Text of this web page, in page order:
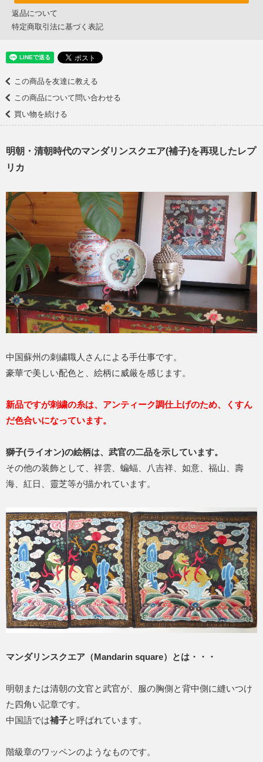
返品について
特定商取引法に基づく表記
この商品を友達に教える
この商品について問い合わせる
買い物を続ける
明朝・清朝時代のマンダリンスクエア(補子)を再現したレプ
リカ
中国蘇州の刺繍職人さんによる手仕事です。
豪華で美しい配色と、絵柄に威厳を感じます。
新品ですが刺繍の糸は、アンティーク調仕上げのため、くすん
だ色合いになっています。
獅子(ライオン)の絵柄は、武官の二品を示しています。
その他の装飾として、祥雲、蝙蝠、八吉祥、如意、福山、壽
海、紅日、靈芝等が描かれています。
マンダリンスクエア（Mandarin square）とは・・・
明朝または清朝の文官と武官が、服の胸側と背中側に縫いつけ
た四角い記章です。
中国語では補子と呼ばれています。
階級章のワッペンのようなものです。